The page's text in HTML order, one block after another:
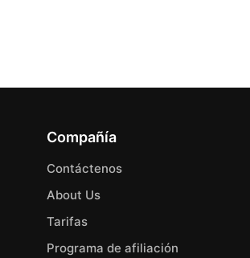
Compañía
Contáctenos
About Us
Tarifas
Programa de afiliación